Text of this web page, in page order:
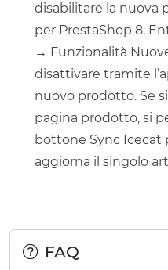
disabilitare la nuova
per PrestaShop 8.
→ Funzionalità
disattivare tramite
nuovo prodotto. Se
pagina prodotto, si
bottone Sync Icecat
aggiorna il singolo
FAQ